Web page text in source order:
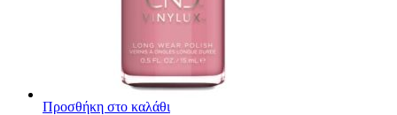
Προσθήκη στο καλάθι